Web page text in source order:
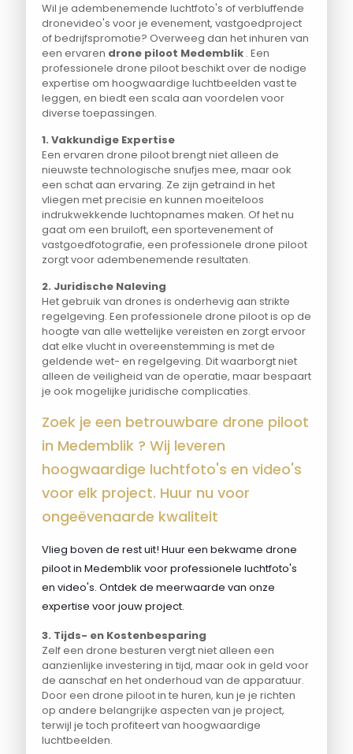
Wil je adembenemende luchtfoto's of verbluffende
dronevideo's voor je evenement, vastgoedproject
of bedrijfspromotie? Overweeg dan het inhuren van
een ervaren drone piloot Medemblik . Een
professionele drone piloot beschikt over de nodige
expertise om hoogwaardige luchtbeelden vast te
leggen, en biedt een scala aan voordelen voor
diverse toepassingen.
1. Vakkundige Expertise
Een ervaren drone piloot brengt niet alleen de
nieuwste technologische snufjes mee, maar ook
een schat aan ervaring. Ze zijn getraind in het
vliegen met precisie en kunnen moeiteloos
indrukwekkende luchtopnames maken. Of het nu
gaat om een bruiloft, een sportevenement of
vastgoedfotografie, een professionele drone piloot
zorgt voor adembenemende resultaten.
2. Juridische Naleving
Het gebruik van drones is onderhevig aan strikte
regelgeving. Een professionele drone piloot is op de
hoogte van alle wettelijke vereisten en zorgt ervoor
dat elke vlucht in overeenstemming is met de
geldende wet- en regelgeving. Dit waarborgt niet
alleen de veiligheid van de operatie, maar bespaart
je ook mogelijke juridische complicaties.
Zoek je een betrouwbare drone piloot
in Medemblik ? Wij leveren
hoogwaardige luchtfoto's en video's
voor elk project. Huur nu voor
ongeëvenaarde kwaliteit
Vlieg boven de rest uit! Huur een bekwame drone
piloot in Medemblik voor professionele luchtfoto's
en video's. Ontdek de meerwaarde van onze
expertise voor jouw project.
3. Tijds- en Kostenbesparing
Zelf een drone besturen vergt niet alleen een
aanzienlijke investering in tijd, maar ook in geld voor
de aanschaf en het onderhoud van de apparatuur.
Door een drone piloot in te huren, kun je je richten
op andere belangrijke aspecten van je project,
terwijl je toch profiteert van hoogwaardige
luchtbeelden.